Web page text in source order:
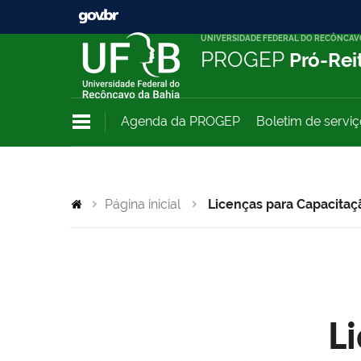
UNIVERSIDADE FEDERAL DO
PROGEP Pró-
Agenda da PROGEP Boletim de
Página inicial Licenças para